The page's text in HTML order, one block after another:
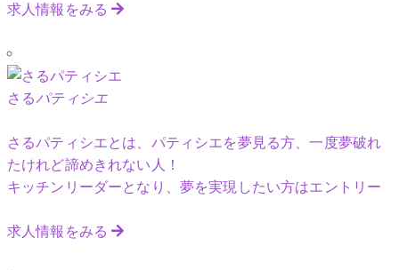
求人情報をみる
さるパティシエ
さるパティシエとは、パティシエを夢見る方、一度夢破れ
たけれど諦めきれない人！
キッチンリーダーとなり、夢を実現したい方はエントリー
求人情報をみる